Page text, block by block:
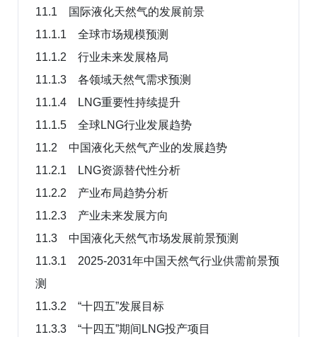
11.1 国际液化天然气的发展前景
11.1.1 全球市场规模预测
11.1.2 行业未来发展格局
11.1.3 各领域天然气需求预测
11.1.4 LNG重要性持续提升
11.1.5 全球LNG行业发展趋势
11.2 中国液化天然气产业的发展趋势
11.2.1 LNG资源替代性分析
11.2.2 产业布局趋势分析
11.2.3 产业未来发展方向
11.3 中国液化天然气市场发展前景预测
11.3.1 2025-2031年中国天然气行业供需前景预
测
11.3.2 “十四五”发展目标
11.3.3 “十四五”期间LNG投产项目